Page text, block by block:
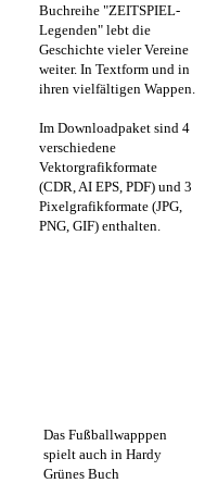
Buchreihe "ZEITSPIEL-
Legenden" lebt die
Geschichte vieler Vereine
weiter. In Textform und in
ihren vielfältigen Wappen.
Im Downloadpaket sind 4
verschiedene
Vektorgrafikformate
(CDR, AI EPS, PDF) und 3
Pixelgrafikformate (JPG,
PNG, GIF) enthalten.
Das Fußballwapppen
spielt auch in Hardy
Grünes Buch